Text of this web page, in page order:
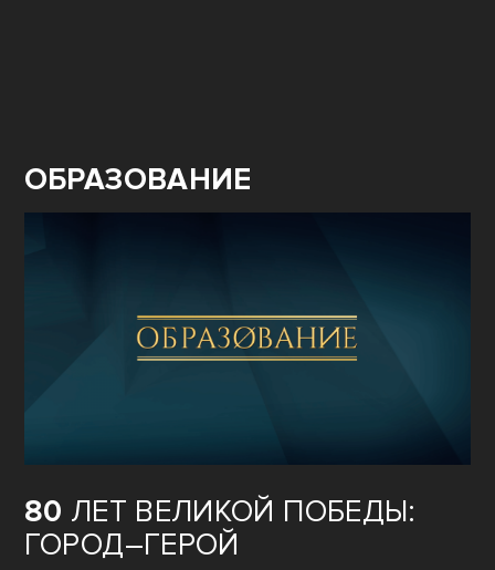
ОБРАЗОВАНИЕ
80 ЛЕТ ВЕЛИКОЙ ПОБЕДЫ:
ГОРОД–ГЕРОЙ